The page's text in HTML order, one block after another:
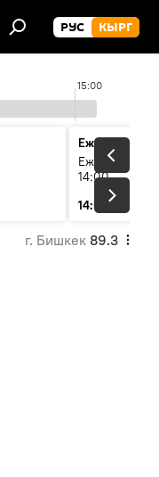
РУС КЫРГ
15:00
Ежедневные
Ежедневные
14:00
14:01
3 мин
г. Бишкек 89.3